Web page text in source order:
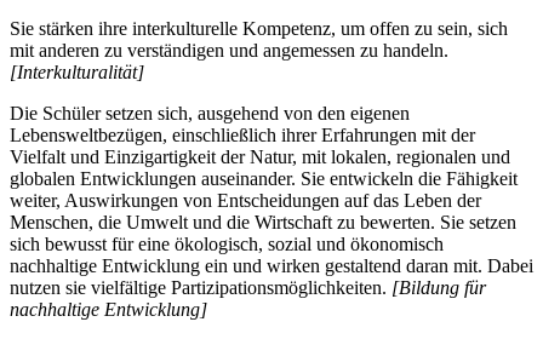
Sie stärken ihre interkulturelle Kompetenz, um offen zu sein, sich
mit anderen zu verständigen und angemessen zu handeln.
[Interkulturalität]
Die Schüler setzen sich, ausgehend von den eigenen
Lebensweltbezügen, einschließlich ihrer Erfahrungen mit der
Vielfalt und Einzigartigkeit der Natur, mit lokalen, regionalen und
globalen Entwicklungen auseinander. Sie entwickeln die Fähigkeit
weiter, Auswirkungen von Entscheidungen auf das Leben der
Menschen, die Umwelt und die Wirtschaft zu bewerten. Sie setzen
sich bewusst für eine ökologisch, sozial und ökonomisch
nachhaltige Entwicklung ein und wirken gestaltend daran mit. Dabei
nutzen sie vielfältige Partizipationsmöglichkeiten. [Bildung für
nachhaltige Entwicklung]